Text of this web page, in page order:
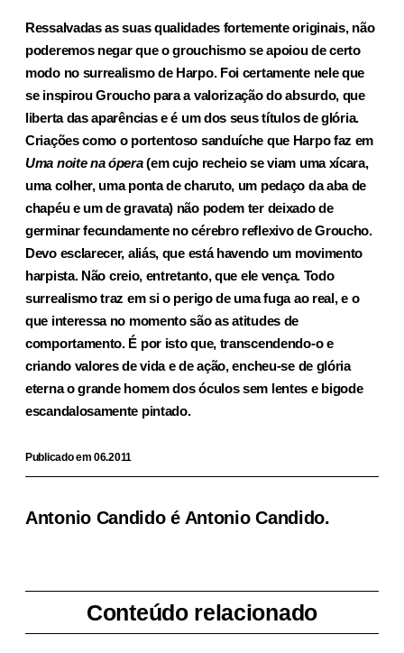
Ressalvadas as suas qualidades fortemente originais, não
poderemos negar que o grouchismo se apoiou de certo
modo no surrealismo de Harpo. Foi certamente nele que
se inspirou Groucho para a valorização do absurdo, que
liberta das aparências e é um dos seus títulos de glória.
Criações como o portentoso sanduíche que Harpo faz em
Uma noite na ópera(em cujo recheio se viam uma xícara,
uma colher, uma ponta de charuto, um pedaço da aba de
chapéu e um de gravata) não podem ter deixado de
germinar fecundamente no cérebro reflexivo de Groucho.
Devo esclarecer, aliás, que está havendo um movimento
harpista. Não creio, entretanto, que ele vença. Todo
surrealismo traz em si o perigo de uma fuga ao real, e o
que interessa no momento são as atitudes de
comportamento. É por isto que, transcen­dendo-o e
criando valores de vida e de ação, encheu-se de glória
eterna o grande homem dos óculos sem lentes e bigode
escandalosamente pintado.
Publicado em 06.2011
Antonio Candidoé Antonio Candido.
Conteúdo relacionado